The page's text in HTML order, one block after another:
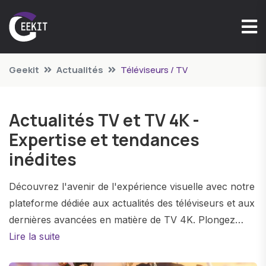
Geekit Actualités Téléviseurs / TV
Actualités TV et TV 4K -
Expertise et tendances
inédites
Découvrez l'avenir de l'expérience visuelle avec notre
plateforme dédiée aux actualités des téléviseurs et aux
dernières avancées en matière de TV 4K. Plongez
dans un monde de résolution époustouflante, de
Lire la suite